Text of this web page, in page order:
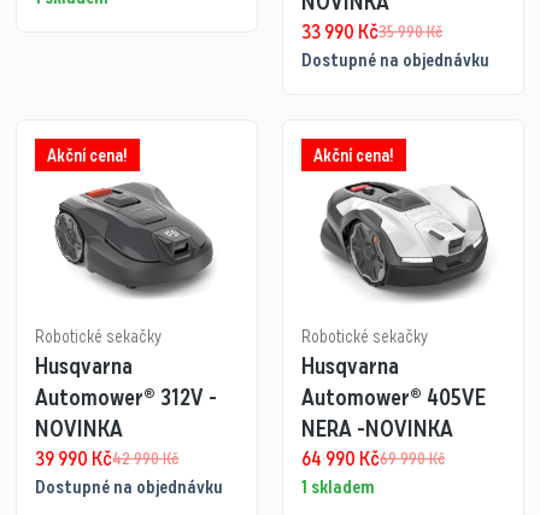
35 990Kč
33 990 Kč
Dostupné na objednávku
Akční cena!
Robotické sekačky
Husqvarna
Automower® 312V -
NOVINKA
42 990Kč
39 990 Kč
Dostupné na objednávku
Akční cena!
Robotické sekačky
Husqvarna
Automower® 405VE
NERA -NOVINKA
69 990Kč
64 990 Kč
1 skladem